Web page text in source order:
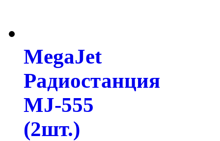
MegaJet
Радиостанция
MJ-555
(2шт.)